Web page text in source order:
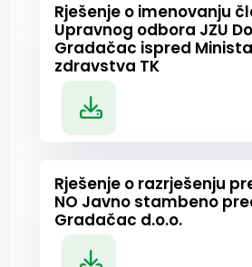
Rješenje o imenovanju
Upravnog odbora JZU
Gradačac ispred
zdravstva TK
Rješenje o razrješenju
NO Javno stambeno
Gradačac d.o.o.